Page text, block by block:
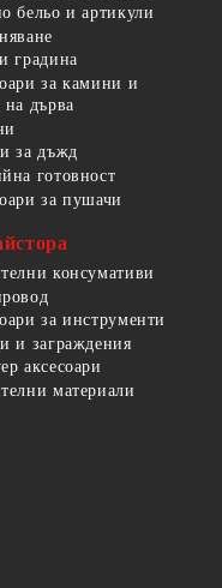
бельо и артикули
градина
за камини и
на дърва
за дъжд
готовност
за пушачи
консумативи
за инструменти
и заграждения
аксесоари
материали